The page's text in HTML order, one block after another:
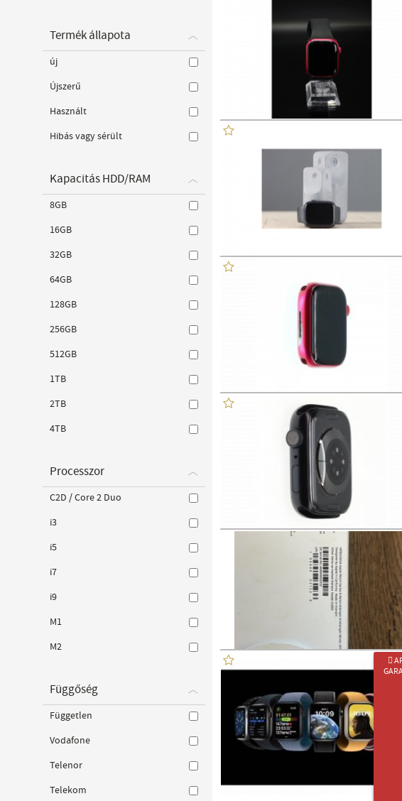

Termék állapota
új
Újszerű
Használt
Hibás vagy sérült
Kapacitás HDD/RAM
8GB
16GB
32GB
64GB
128GB
256GB
512GB
1TB
2TB
4TB
Processzor
C2D / Core 2 Duo
i3
i5
i7
i9
M1
M2
Függőség
Független
Vodafone
Telenor
Telekom